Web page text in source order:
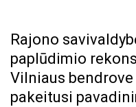
Rajono
paplūdimio
Vilniaus bendrove
pakeitusi